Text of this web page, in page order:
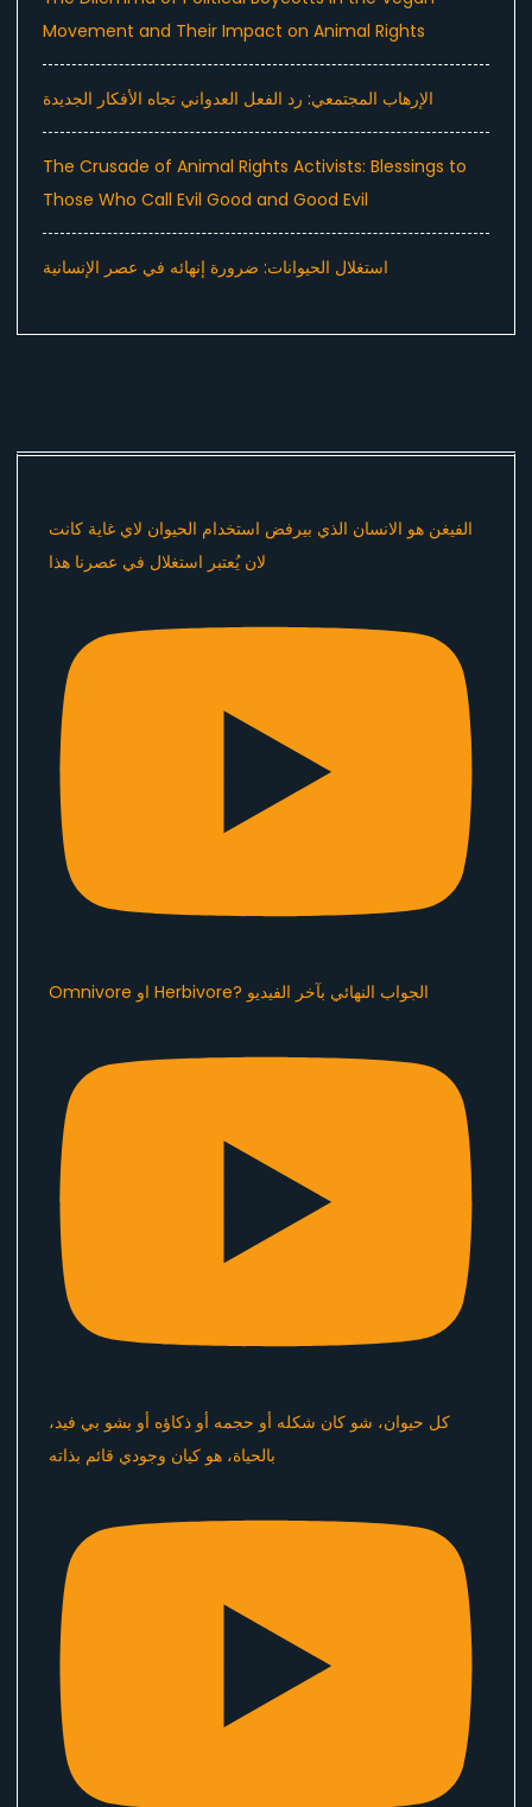
Movement and Their Impact on Animal Rights
الإرهاب المجتمعي: رد الفعل العدواني تجاه الأفكار الجديدة
The Crusade of Animal Rights Activists: Blessings to
Those Who Call Evil Good and Good Evil
استغلال الحيوانات: ضرورة إنهائه في عصر الإنسانية
الفيغن هو الانسان الذي بيرفض استخدام الحيوان لاي غاية كانت
Omnivore او Herbivore? الجواب النهائي بآخر الفيديو
كل حيوان، شو كان شكله أو حجمه أو ذكاؤه أو بشو بي فيد،
بالحياة، هو كيان وجودي قائم بذاته